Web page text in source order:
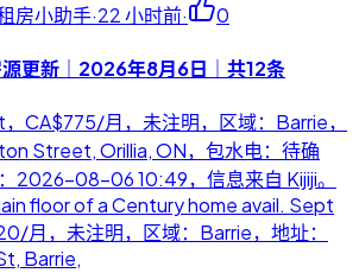
房小助手·22 小时前· 0
更新｜2026年8月6日｜共12条
CA$775/月，未注明，区域：Barrie，
Street, Orillia, ON，包水电：待确
2026-08-06 10:49，信息来自 Kijiji。
floor of a Century home avail. Sept
月，未注明，区域：Barrie，地址：
Barrie,